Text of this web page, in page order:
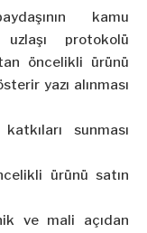
kamu
protokolü
öncelikli ürünü
yazı alınması
sunması
ürünü satın
ve mali açıdan